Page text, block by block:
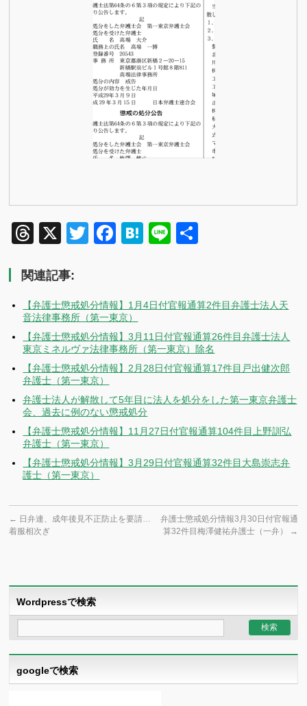
Threads
X TwitterFacebook
Hatena
Line
関連記事:
【弁護士懲戒処分情報】1月4日付官報通算2件目弁護士法人天
音法律事務所（第一東京）
【弁護士懲戒処分情報】3月11日付官報通算26件目弁護士法人
東京ミネルヴァ法律事務所（第一東京）除名
【弁護士懲戒処分情報】2月28日付官報通算17件目戸出健次郎
弁護士（第一東京）
弁護士法人が解散して5年目に法人を処分をした第一東京弁護士
会、過去に例のない懲戒処分
【弁護士懲戒処分情報】11月27日付官報通算104件目上野訓弘
弁護士（第一東京）
【弁護士懲戒処分情報】3月29日付官報通算32件目大島崇志弁
護士（第一東京）
← 日弁連、成年後見不正防止を要請…
着服相次ぎ
弁護士懲戒処分情報3月30日付官報通
算32件目梅澤健祐弁護士（一弁）
→
Wordpressで検索
googleで検索